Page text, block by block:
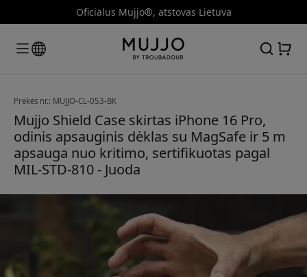
Oficialus Mujjo®, atstovas Lietuva
Prekės nr.: MUJJO-CL-053-BK
Mujjo Shield Case skirtas iPhone 16 Pro,
odinis apsauginis dėklas su MagSafe ir 5 m
apsauga nuo kritimo, sertifikuotas pagal
MIL-STD-810 - Juoda